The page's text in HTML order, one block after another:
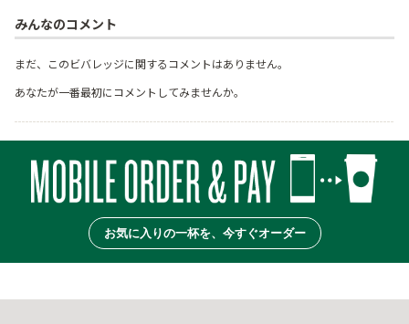
みんなのコメント
まだ、このビバレッジに関するコメントはありません。
あなたが一番最初にコメントしてみませんか。
お気に入りの一杯を、今すぐオーダー